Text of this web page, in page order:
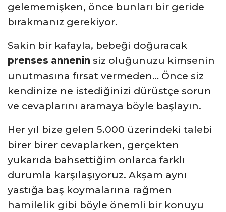
gelememişken, önce bunları bir geride
bırakmanız gerekiyor.
Sakin bir kafayla, bebeği doğuracak
prenses annenin siz oluğunuzu kimsenin
unutmasına fırsat vermeden… Önce siz
kendinize ne istediğinizi dürüstçe sorun
ve cevaplarını aramaya böyle başlayın.
Her yıl bize gelen 5.000 üzerindeki talebi
birer birer cevaplarken, gerçekten
yukarıda bahsettiğim onlarca farklı
durumla karşılaşıyoruz. Akşam aynı
yastığa baş koymalarına rağmen
hamilelik gibi böyle önemli bir konuyu